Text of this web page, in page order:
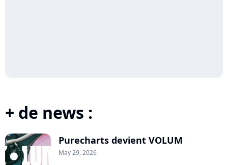
+ de news :
Purecharts devient VOLUM
May 29, 2026